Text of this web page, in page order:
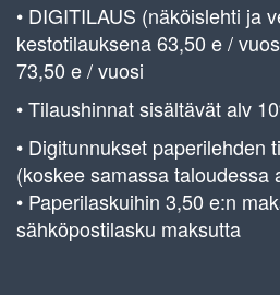
• DIGITILAUS (näköislehti ja
kestotilauksena 63,50 e /
73,50 e / vuosi
• Tilaushinnat sisältävät alv
• Digitunnukset paperilehden
(koskee samassa taloudessa
• Paperilaskuihin 3,50 e:n
sähköpostilasku maksutta